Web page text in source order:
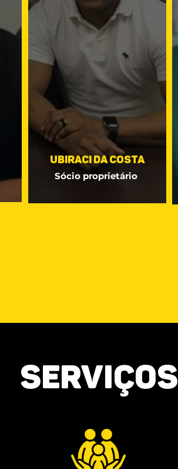
Ubiraci da Costa
Sócio proprietário
Serviços